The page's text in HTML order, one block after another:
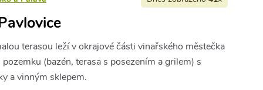
terasou leží v okrajové části vinařského městečka
(bazén, terasa s posezením a grilem) s
a vinným sklepem.